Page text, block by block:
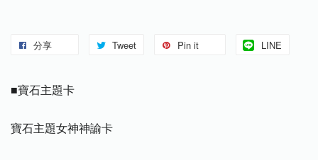
分享 Tweet Pin it LINE
■寶石主題卡
寶石主題女神神諭卡